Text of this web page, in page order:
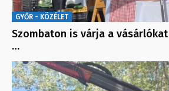
GYŐR - KÖZÉLET
Szombaton is várja a
…